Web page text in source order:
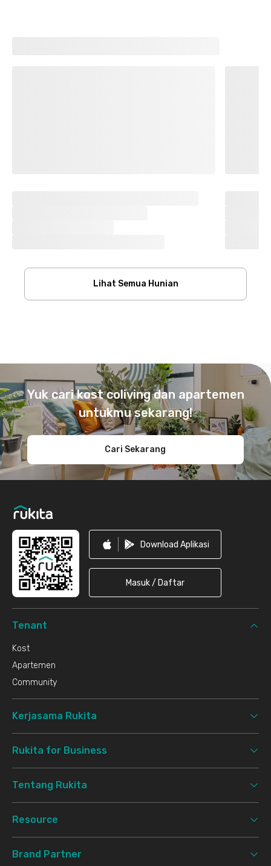
Lihat Semua Hunian
Yuk cari kost coliving dan apartemen
untukmu sekarang!
Cari Sekarang
Download Aplikasi
Masuk / Daftar
Tenant
Kost
Apartemen
Community
Kerjasama Rukita
Rukita for Business
Tentang Rukita
Resource
Brand Partner